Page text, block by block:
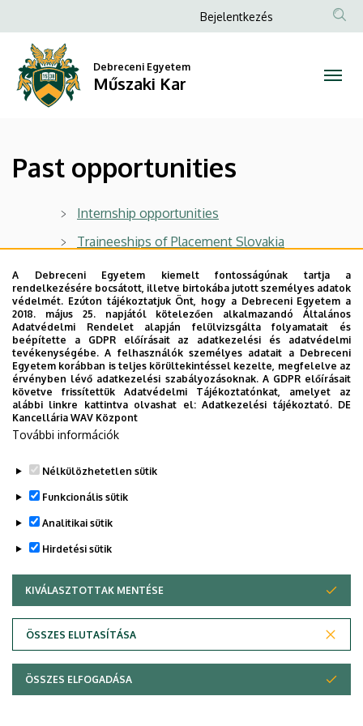
opportunities
Műszaki
a
tartalomra
Anonim
Bejelentkezés
Debreceni Egyetem
Műszaki Kar
Past opportunities
Internship opportunities
Traineeships of Placement Slovakia
Silk Road Scholarship
Fully-funded PhD job openings (A-WEAR
European Joint Doctorate)
CARPE STUDENT CHALLENGE 2019 - CALL
FOR PROPOSALS
Legutóbbi frissítés: 2024. 03. 01. 14:52
Adatvédelem
Copyright © 2026 Unideb
A Debreceni Egyetem kiemelt fontosságúnak tartja a
rendelkezésére bocsátott, illetve birtokába jutott személyes adatok
védelmét. Ezúton tájékoztatjuk Önt, hogy a Debreceni Egyetem a
2018. május 25. napjától kötelezően alkalmazandó Általános
Adatvédelmi Rendelet alapján felülvizsgálta folyamatait és
beépítette a GDPR előírásait az adatkezelési és adatvédelmi
tevékenységébe. A felhasználók személyes adatait a Debreceni
Egyetem korábban is teljes körültekintéssel kezelte, megfelelve az
érvényben lévő adatkezelési szabályozásoknak. A GDPR előírásait
követve frissítettük Adatvédelmi Tájékoztatónkat, amelyet az
alábbi linkre kattintva olvashat el:Adatkezelési tájékoztató. DE
Kancellária WAV Központ
További információk
Nélkülözhetetlen sütik
Funkcionális sütik
Analitikai sütik
Hirdetési sütik
KIVÁLASZTOTTAK MENTÉSE
ÖSSZES ELUTASÍTÁSA
WITHDRAW CONSENT
ÖSSZES ELFOGADÁSA